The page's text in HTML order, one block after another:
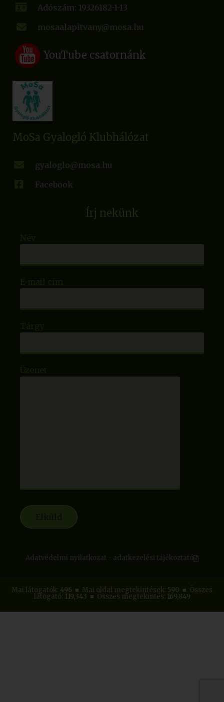
Adószám: 19326182-1-13
mosaalapitvany@mosa.hu
YouTube csatornánk
MoSa Gyalogló Klubhálózat
gyaloglo@mosa.hu
Facebook
Írj nekünk
Adatvédelmi nyilatkozat - adatkezelési tájékoztató
Mai látogatók: 496 ■ Mai oldal megtekintések: 590 ■ Összes
látogató: 119,343 ■ Összes megtekintés: 169,849